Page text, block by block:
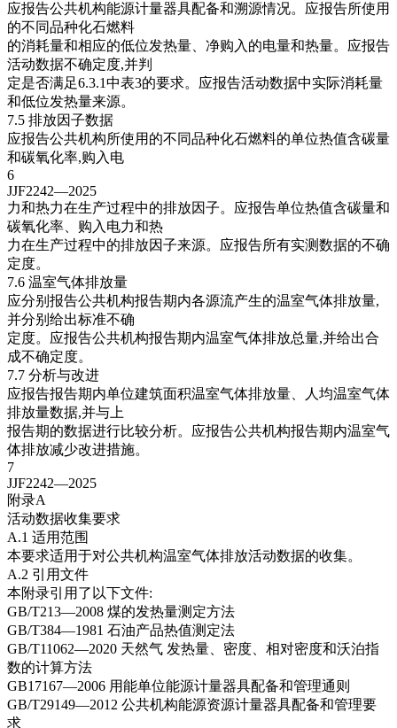
应报告公共机构能源计量器具配备和溯源情况。应报告所使用
的不同品种化石燃料
的消耗量和相应的低位发热量、净购入的电量和热量。应报告
活动数据不确定度,并判
定是否满足6.3.1中表3的要求。应报告活动数据中实际消耗量
和低位发热量来源。
7.5 排放因子数据
应报告公共机构所使用的不同品种化石燃料的单位热值含碳量
和碳氧化率,购入电
6
JJF2242—2025
力和热力在生产过程中的排放因子。应报告单位热值含碳量和
碳氧化率、购入电力和热
力在生产过程中的排放因子来源。应报告所有实测数据的不确
定度。
7.6 温室气体排放量
应分别报告公共机构报告期内各源流产生的温室气体排放量,
并分别给出标准不确
定度。应报告公共机构报告期内温室气体排放总量,并给出合
成不确定度。
7.7 分析与改进
应报告报告期内单位建筑面积温室气体排放量、人均温室气体
排放量数据,并与上
报告期的数据进行比较分析。应报告公共机构报告期内温室气
体排放减少改进措施。
7
JJF2242—2025
附录A
活动数据收集要求
A.1 适用范围
本要求适用于对公共机构温室气体排放活动数据的收集。
A.2 引用文件
本附录引用了以下文件:
GB/T213—2008 煤的发热量测定方法
GB/T384—1981 石油产品热值测定法
GB/T11062—2020 天然气 发热量、密度、相对密度和沃泊指
数的计算方法
GB17167—2006 用能单位能源计量器具配备和管理通则
GB/T29149—2012 公共机构能源资源计量器具配备和管理要
求